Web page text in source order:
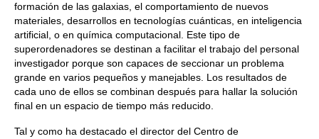
formación de las galaxias, el comportamiento de nuevos
materiales, desarrollos en tecnologías cuánticas, en inteligencia
artificial, o en química computacional. Este tipo de
superordenadores se destinan a facilitar el trabajo del personal
investigador porque son capaces de seccionar un problema
grande en varios pequeños y manejables. Los resultados de
cada uno de ellos se combinan después para hallar la solución
final en un espacio de tiempo más reducido.
Tal y como ha destacado el director del Centro de